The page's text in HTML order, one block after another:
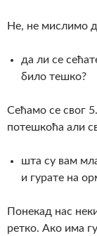
Не, не мислимо
да ли се
било тешко?
Сећамо се свог
потешкоћа али
шта су вам
и гурате на
Понекад нас
ретко. Ако има